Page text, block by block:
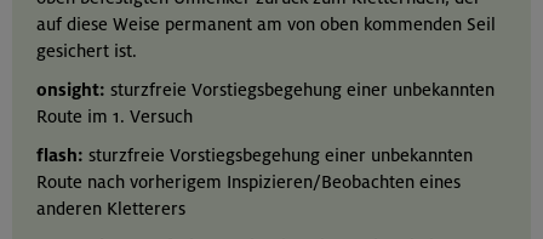
auf diese Weise permanent am von oben kommenden Seil
gesichert ist.
onsight: sturzfreie Vorstiegsbegehung einer unbekannten
Route im 1. Versuch
flash: sturzfreie Vorstiegsbegehung einer unbekannten
Route nach vorherigem Inspizieren/Beobachten eines
anderen Kletterers